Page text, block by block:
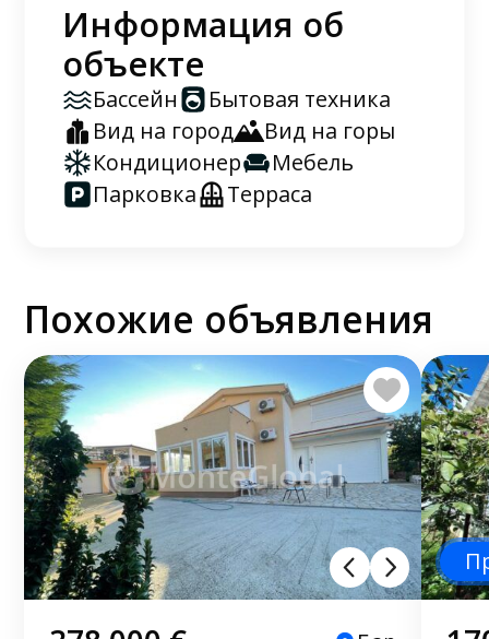
Информация об
объекте
Бассейн
Бытовая техника
Вид на город
Вид на горы
Кондиционер
Мебель
Парковка
Терраса
Похожие объявления